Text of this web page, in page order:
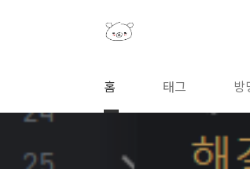
홈 태그 방